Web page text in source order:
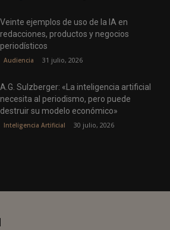
Veinte ejemplos de uso de la IA en
redacciones, productos y negocios
periodísticos
Audiencia 31 julio, 2026
A.G. Sulzberger: «La inteligencia artificial
necesita al periodismo, pero puede
destruir su modelo económico»
Inteligencia Artificial 30 julio, 2026